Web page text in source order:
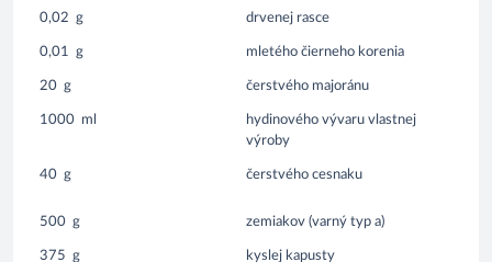
0,02 g drvenej rasce
0,01 g mletého čierneho korenia
20 g čerstvého majoránu
1000 ml
hydinového vývaru vlastnej
výroby
40 g čerstvého cesnaku
500 g zemiakov (varný typ a)
375 g kyslej kapusty